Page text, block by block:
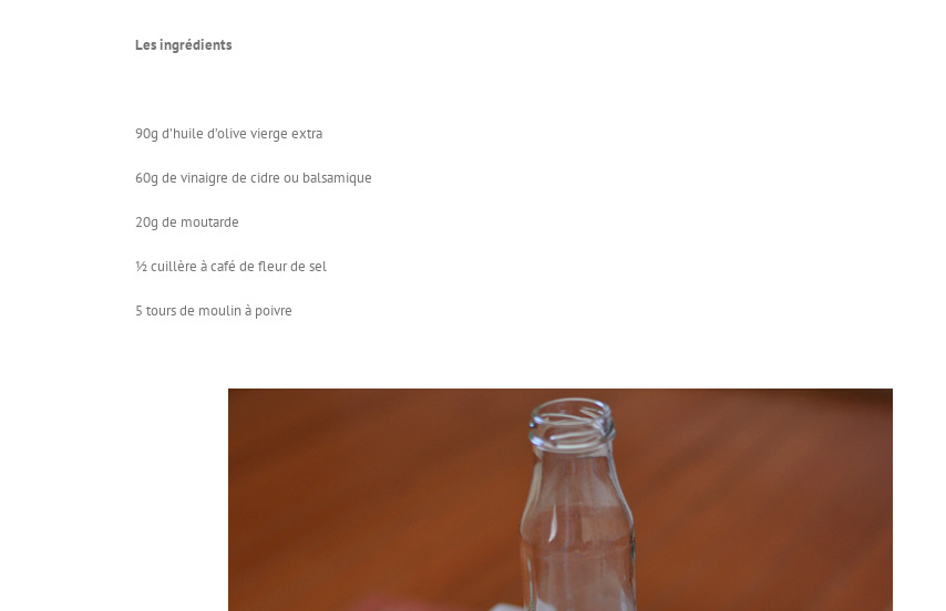
Les ingrédients
90g d’huile d’olive vierge extra
60g de vinaigre de cidre ou balsamique
20g de moutarde
½ cuillère à café de fleur de sel
5 tours de moulin à poivre